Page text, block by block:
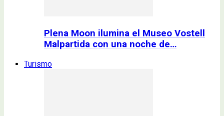
Plena Moon ilumina el Museo Vostell
Malpartida con una noche de…
Turismo